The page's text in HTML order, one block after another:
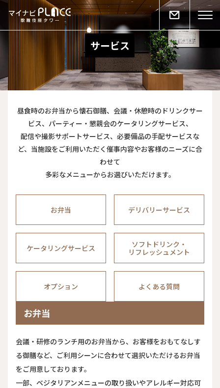
サービス
昼食時のお弁当から懐石御膳、会議・休憩時のドリンクサー
ビス、パーティー・懇親会のケータリングサービス、
配信や撮影サポートサービス、必要備品の手配サービスな
ど、当施設をご利用いただく催事内容やお客様のニーズに合
わせて
多彩なメニューからお選びいただけます。
お弁当 デリバリーサービス
ケータリングサービス
ソフトドリンク・
リフレッシュメント
オプション よくある質問
お弁当
会議・研修のランチ用のお弁当から、お客様をおもてなしす
る御膳など、ご利用シーンに合わせて選択いただけるお弁当
をご用意しております。
一部、ベジタリアンメニューの取り扱いやアレルギー対応可